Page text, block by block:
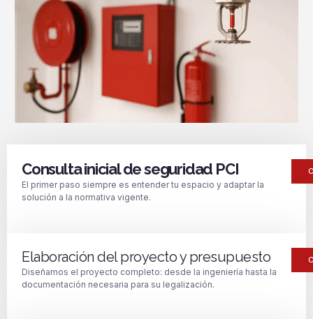
Consulta inicial de seguridad PCI
El primer paso siempre es entender tu espacio y adaptar la
solución a la normativa vigente.
Elaboración del proyecto y presupuesto
Diseñamos el proyecto completo: desde la ingeniería hasta la
documentación necesaria para su legalización.